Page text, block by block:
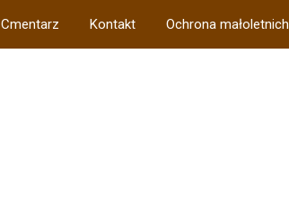
Cmentarz Kontakt Ochrona małoletnich